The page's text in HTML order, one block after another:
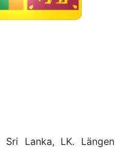
Sri Lanka, LK.